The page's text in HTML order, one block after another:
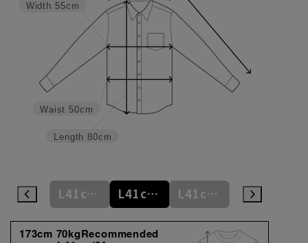
Length 80cm
Waist 50cm
Width 55cm
L41cm/82cm L41cm/84cm L41cm/86cm
173cm 70kgRecommended